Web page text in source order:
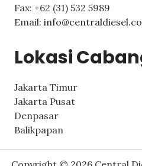
Fax: +62 (31) 532 5989
Email:
Lokasi
Jakarta Timur
Jakarta Pusat
Denpasar
Balikpapan